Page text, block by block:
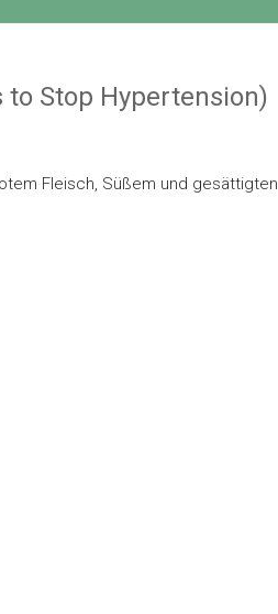
to Stop Hypertension)
Fleisch, Süßem und gesättigten